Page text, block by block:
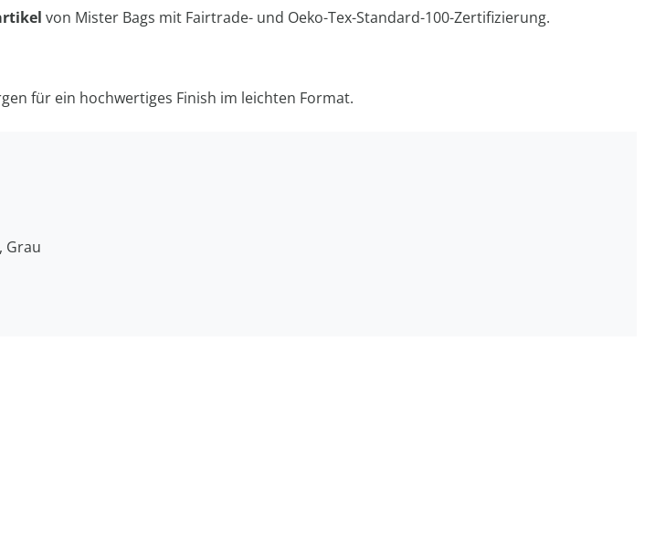
von Mister Bags mit Fairtrade- und Oeko-Tex-Standard-100-Zertifizierung.
für ein hochwertiges Finish im leichten Format.
Grau